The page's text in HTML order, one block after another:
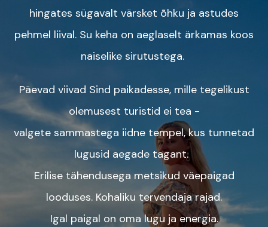
hingates sügavalt värsket õhku ja astudes
pehmel liival. Su keha on aeglaselt ärkamas koos
naiselike sirutustega.
Päevad viivad Sind paikadesse, mille tegelikust
olemusest turistid ei tea -
valgete sammastega iidne tempel, kus tunnetad
lugusid aegade tagant.
Erilise tähendusega metsikud väepaigad
looduses. Kohaliku tervendaja rajad.
Igal paigal on oma lugu ja energia.